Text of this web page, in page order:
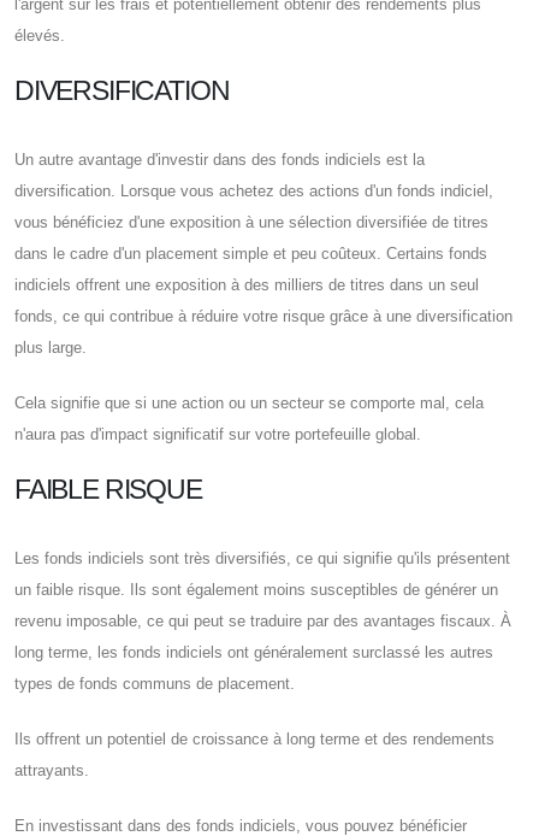
l'argent sur les frais et potentiellement obtenir des rendements plus
élevés.
DIVERSIFICATION
Un autre avantage d'investir dans des fonds indiciels est la
diversification. Lorsque vous achetez des actions d'un fonds indiciel,
vous bénéficiez d'une exposition à une sélection diversifiée de titres
dans le cadre d'un placement simple et peu coûteux. Certains fonds
indiciels offrent une exposition à des milliers de titres dans un seul
fonds, ce qui contribue à réduire votre risque grâce à une diversification
plus large.
Cela signifie que si une action ou un secteur se comporte mal, cela
n'aura pas d'impact significatif sur votre portefeuille global.
FAIBLE RISQUE
Les fonds indiciels sont très diversifiés, ce qui signifie qu'ils présentent
un faible risque. Ils sont également moins susceptibles de générer un
revenu imposable, ce qui peut se traduire par des avantages fiscaux. À
long terme, les fonds indiciels ont généralement surclassé les autres
types de fonds communs de placement.
Ils offrent un potentiel de croissance à long terme et des rendements
attrayants.
En investissant dans des fonds indiciels, vous pouvez bénéficier